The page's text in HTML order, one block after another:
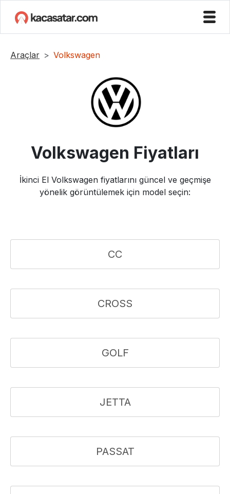
Araçlar Volkswagen
Volkswagen Fiyatları
İkinci El Volkswagenfiyatlarını güncel ve geçmişe
yönelik görüntülemek için model seçin:
CC
CROSS
GOLF
JETTA
PASSAT